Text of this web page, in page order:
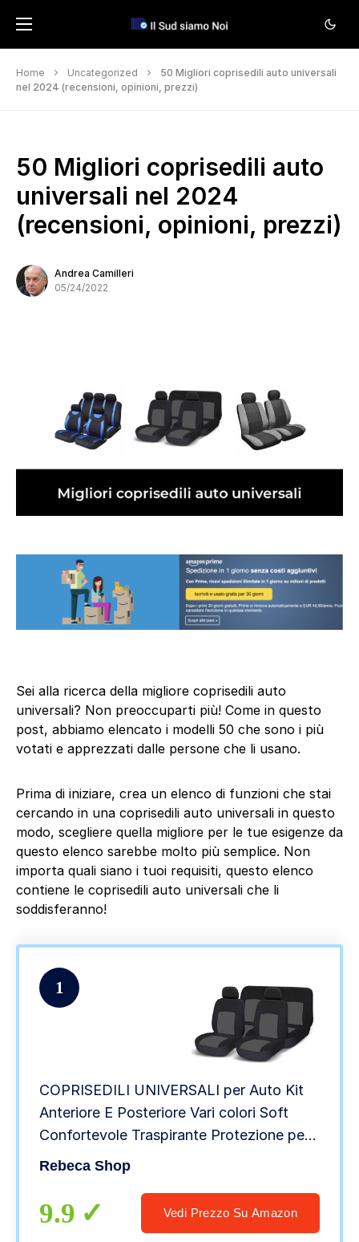
Home Uncategorized
50 Migliori coprisedili auto universali
nel 2024 (recensioni, opinioni, prezzi)
50 Migliori coprisedili auto
universali nel 2024
(recensioni, opinioni, prezzi)
Andrea Camilleri
05/24/2022
Sei alla ricerca della migliore coprisedili auto
universali? Non preoccuparti più! Come in questo
post, abbiamo elencato i modelli 50 che sono i più
votati e apprezzati dalle persone che li usano.
Prima di iniziare, crea un elenco di funzioni che stai
cercando in una coprisedili auto universali in questo
modo, scegliere quella migliore per le tue esigenze da
questo elenco sarebbe molto più semplice. Non
importa quali siano i tuoi requisiti, questo elenco
contiene le coprisedili auto universali che li
soddisferanno!
1
COPRISEDILI UNIVERSALI per Auto Kit
Anteriore E Posteriore Vari colori Soft
Confortevole Traspirante Protezione per
Sedili Auto (Grigio/Nero)
Rebeca Shop
9.9 Vedi Prezzo Su Amazon